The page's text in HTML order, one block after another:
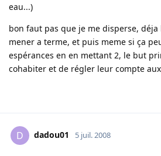
eau...)
bon faut pas que je me disperse,
mener a terme, et puis meme si ça
espérances en en mettant 2, le but
cohabiter et de régler leur compte
D dadou01 5 juil. 2008